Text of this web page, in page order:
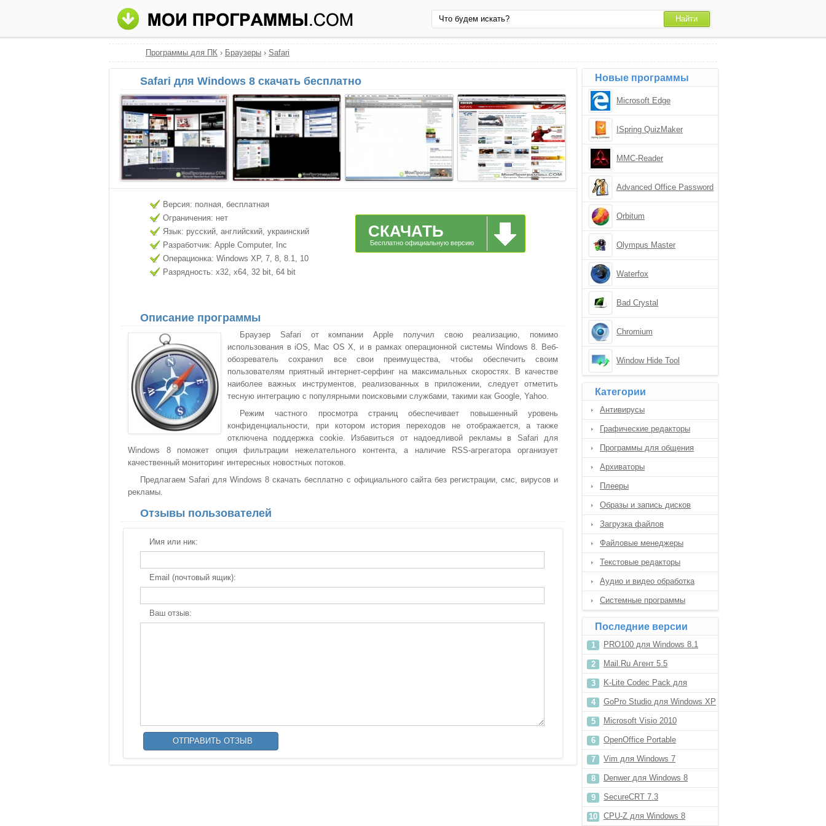
Программы для ПК › Браузеры › Safari
Safari для Windows 8 скачать бесплатно
Версия: полная, бесплатная
Ограничения: нет
Язык: русский, английский, украинский
Разработчик: Apple Computer, Inc
Операционка: Windows XP, 7, 8, 8.1, 10
Разрядность: x32, x64, 32 bit, 64 bit
СКАЧАТЬ
Бесплатно официальную версию
Описание программы
Браузер Safari от компании Apple получил свою реализацию, помимо
использования в iOS, Mac OS X, и в рамках операционной системы Windows 8. Веб-
обозреватель сохранил все свои преимущества, чтобы обеспечить своим
пользователям приятный интернет-серфинг на максимальных скоростях. В качестве
наиболее важных инструментов, реализованных в приложении, следует отметить
тесную интеграцию с популярными поисковыми службами, такими как Google, Yahoo.
Режим частного просмотра страниц обеспечивает повышенный уровень
конфиденциальности, при котором история переходов не отображается, а также
отключена поддержка cookie. Избавиться от надоедливой рекламы в Safari для
Windows 8 поможет опция фильтрации нежелательного контента, а наличие RSS-агрегатора организует
качественный мониторинг интересных новостных потоков.
Предлагаем Safari для Windows 8 скачать бесплатно с официального сайта без регистрации, смс, вирусов и
рекламы.
Отзывы пользователей
Имя или ник:
Email (почтовый ящик):
Ваш отзыв:
Новые программы
Microsoft Edge
ISpring QuizMaker
MMC-Reader
Advanced Office Password
Orbitum
Olympus Master
Waterfox
Bad Crystal
Chromium
Window Hide Tool
Категории
Антивирусы
Графические редакторы
Программы для общения
Архиваторы
Плееры
Образы и запись дисков
Загрузка файлов
Файловые менеджеры
Текстовые редакторы
Аудио и видео обработка
Системные программы
Последние версии
PRO100 для Windows 8.1
Mail.Ru Агент 5.5
K-Lite Codec Pack для
Windows 8.1
GoPro Studio для Windows XP
Microsoft Visio 2010
OpenOffice Portable
Vim для Windows 7
Denwer для Windows 8
SecureCRT 7.3
CPU-Z для Windows 8